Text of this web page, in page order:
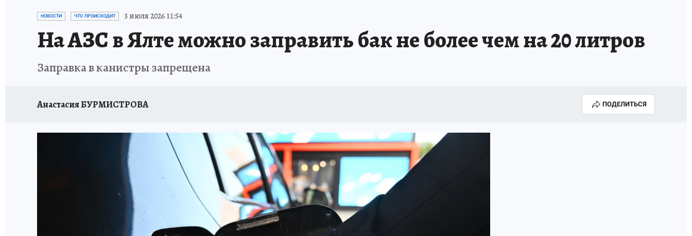
СИТУАЦИЯ С МАЗУТОМ В КРЫМУ
НОВОСТИ ЧТО ПРОИСХОДИТ 3 июля 2026 11:54
На АЗС в Ялте можно заправить бак не более чем на 20 литров
Заправка в канистры запрещена
Анастасия БУРМИСТРОВА ПОДЕЛИТЬСЯ